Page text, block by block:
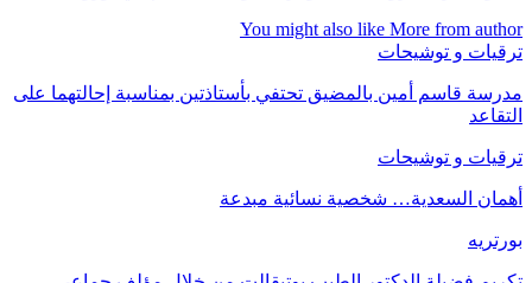
You might also like More from author
ترقيات و توشيحات
مدرسة قاسم أمين بالمضيق تحتفي بأستاذتين بمناسبة إحالتهما على
التقاعد
ترقيات و توشيحات
أهمان السعدية… شخصية نسائية مبدعة
بورتريه